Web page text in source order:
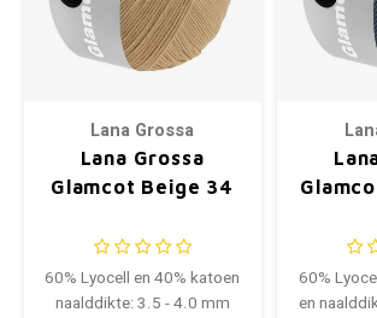
Lana Grossa
Lana Grossa
Glamcot Beige 34
60% Lyocell en 40% katoen
naalddikte: 3.5 - 4.0 mm
60%
en